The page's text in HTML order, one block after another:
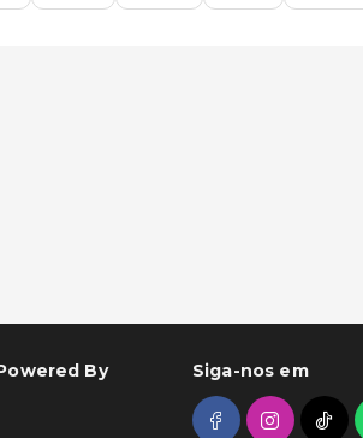
By Siga-nos em